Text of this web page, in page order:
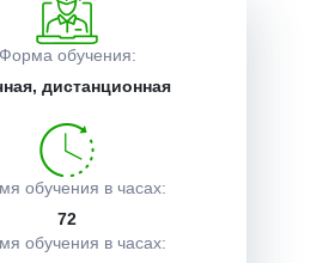
Форма обучения:
дистанционная
обучения в часах:
72
обучения в часах:
курса
документы
поступления